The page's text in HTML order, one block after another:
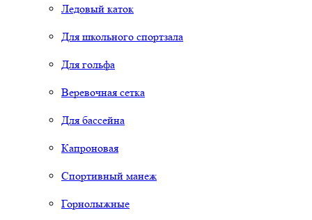
Ледовый каток
Для школьного спортзала
Для гольфа
Веревочная сетка
Для бассейна
Капроновая
Спортивный манеж
Горнолыжные